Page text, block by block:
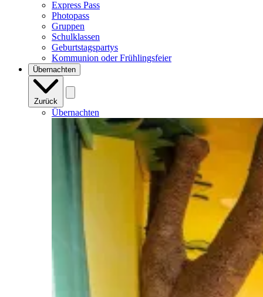
Express Pass
Photopass
Gruppen
Schulklassen
Geburtstagspartys
Kommunion oder Frühlingsfeier
Übernachten
Zurück
Übernachten